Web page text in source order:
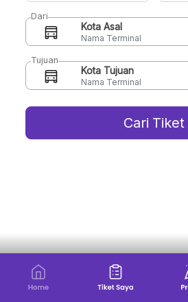
Dari
Kota Asal
Nama Terminal
Tujuan
Kota Tujuan
Nama Terminal
Cari Tiket